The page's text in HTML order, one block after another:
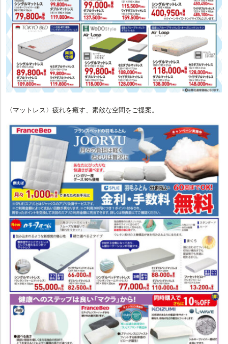
〈マットレス〉疲れを癒す、素敵な空間をご提案。